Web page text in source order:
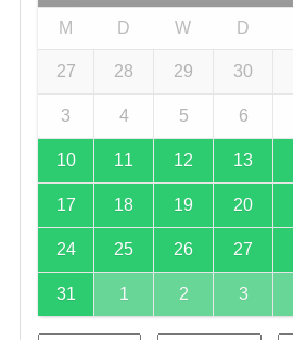
M D W D
27 28 29 30
3 4 5 6
10 11 12 13
17 18 19 20
24 25 26 27
31 1 2 3